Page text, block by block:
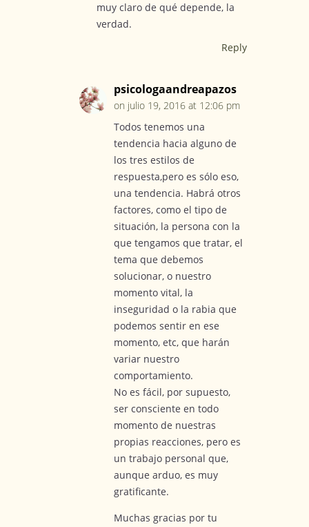
muy claro de qué depende, la
verdad.
Reply
psicologaandreapazos
on julio 19, 2016 at 12:06 pm
Todos tenemos una
tendencia hacia alguno de
los tres estilos de
respuesta,pero es sólo eso,
una tendencia. Habrá otros
factores, como el tipo de
situación, la persona con la
que tengamos que tratar, el
tema que debemos
solucionar, o nuestro
momento vital, la
inseguridad o la rabia que
podemos sentir en ese
momento, etc, que harán
variar nuestro
comportamiento.
No es fácil, por supuesto,
ser consciente en todo
momento de nuestras
propias reacciones, pero es
un trabajo personal que,
aunque arduo, es muy
gratificante.
Muchas gracias por tu